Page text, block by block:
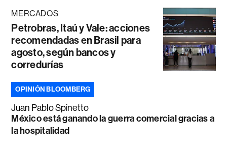
MERCADOS
Petrobras, Itaú y Vale: acciones
recomendadas en Brasil para
agosto, según bancos y
corredurías
OPINIÓN BLOOMBERG
Juan Pablo Spinetto
México está ganando la guerra comercial gracias a
la hospitalidad